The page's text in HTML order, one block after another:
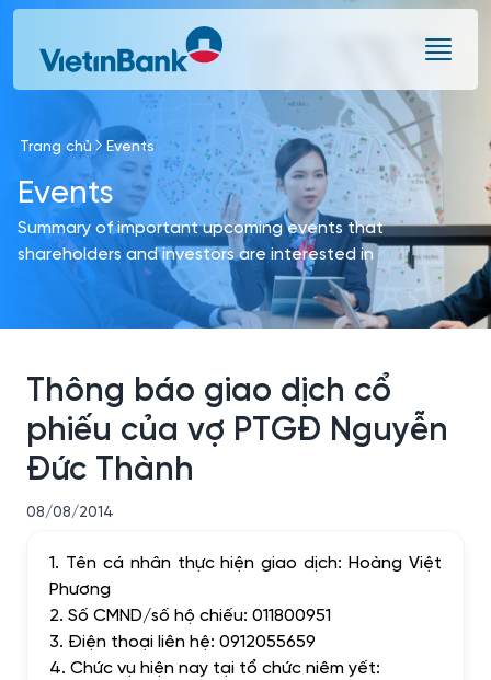
Skip to Main Content
Trang chủ Events
Events
Summary of important upcoming events that
shareholders and investors are interested in
Thông báo giao dịch cổ
phiếu của vợ PTGĐ Nguyễn
Đức Thành
08/08/2014
1. Tên cá nhân thực hiện giao dịch: Hoàng Việt
Phương
2. Số CMND/số hộ chiếu: 011800951
3. Điện thoại liên hệ: 0912055659
4. Chức vụ hiện nay tại tổ chức niêm yết: